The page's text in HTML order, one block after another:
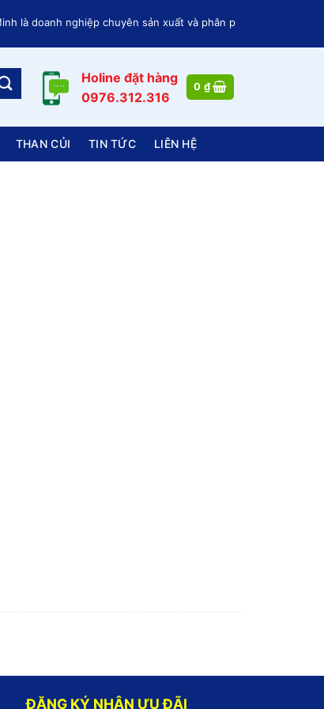
là doanh nghiệp chuyên sản xuất và phân phối các loại Than
Holine đặt hàng
0976.312.316
0 ₫
THAN CỦI TIN TỨC LIÊN HỆ
ĐĂNG KÝ NHẬN ƯU ĐÃI